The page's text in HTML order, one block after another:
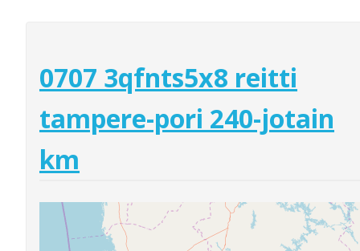
0707 3qfnts5x8 reitti
tampere-pori 240-jotain
km